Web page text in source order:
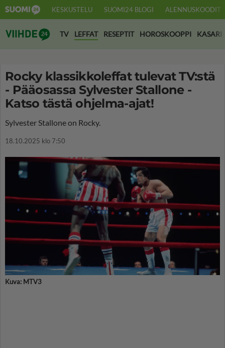
KESKUSTELU SUOMI24 BLOGI ALENNUSKOODIT
Suomi24 Viihde
TV LEFFAT RESEPTIT HOROSKOOPPI KASARI
Rocky klassikkoleffat tulevat TV:stä
- Pääosassa Sylvester Stallone -
Katso tästä ohjelma-ajat!
Sylvester Stallone on Rocky.
18.10.2025 klo 7:50
Kuva: MTV3